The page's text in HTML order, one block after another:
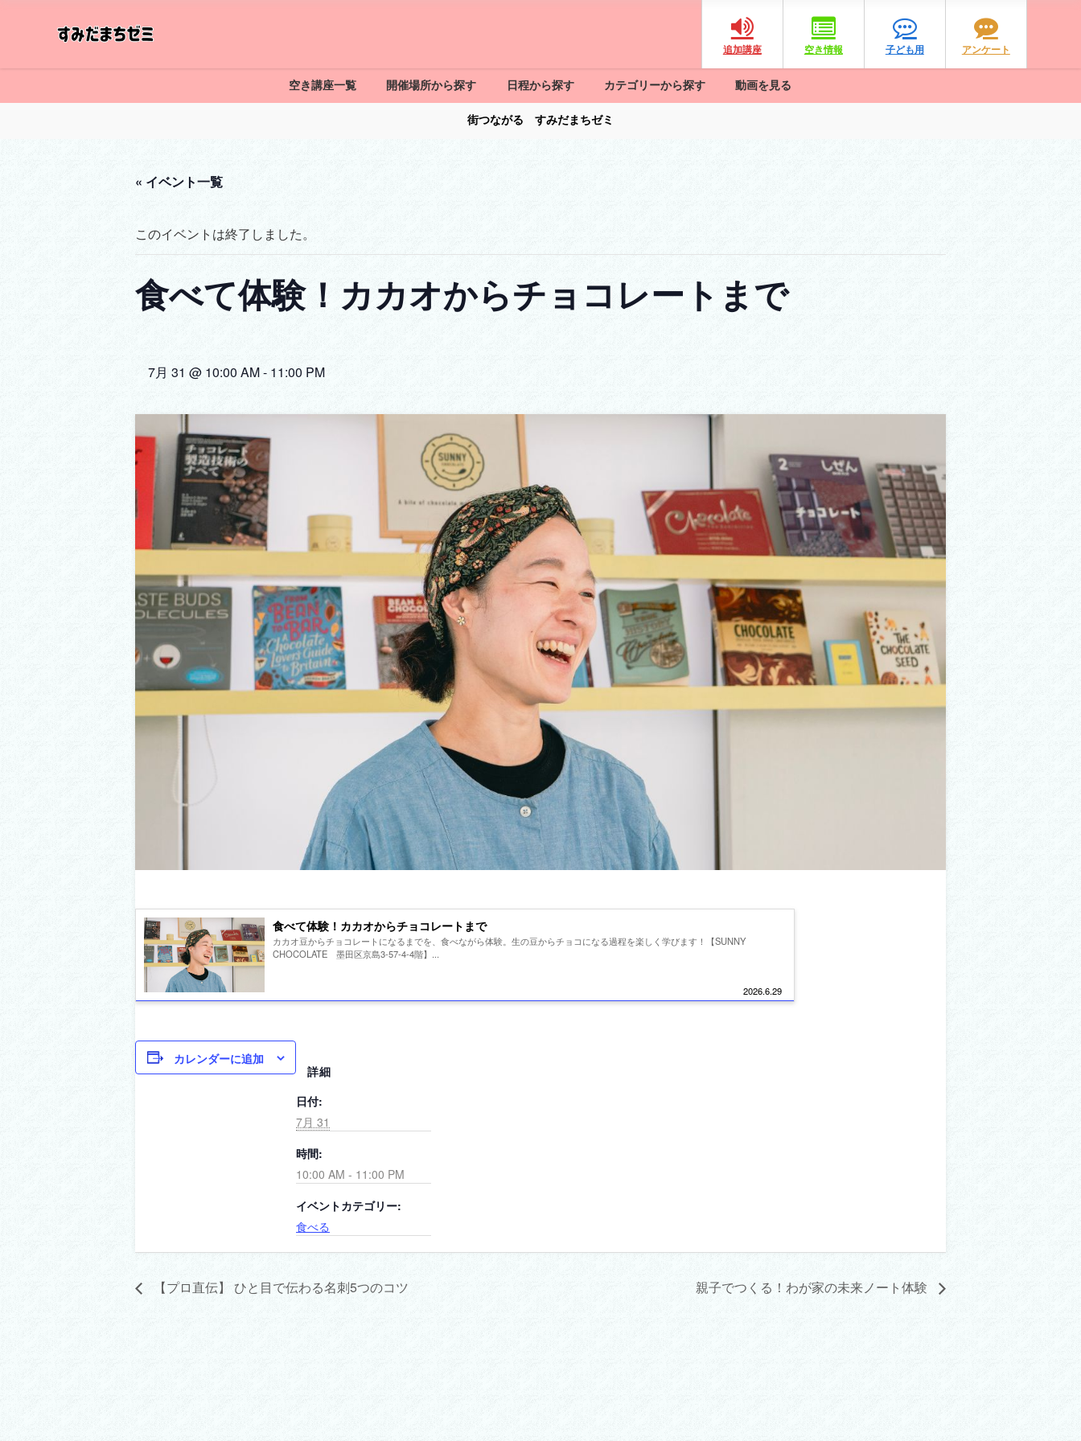
追加講座 空き情報 子ども用 アンケート
空き講座一覧 開催場所から探す 日程から探す カテゴリーから探す 動画を見る
街つながる すみだまちゼミ
« イベント一覧
このイベントは終了しました。
食べて体験！カカオからチョコレートまで
7月 31 @ 10:00 AM- 11:00 PM
食べて体験！カカオからチョコレートまで
2026.6.29
カカオ豆からチョコレートになるまでを、食べながら体験。生の豆からチョコになる過程を楽しく学びます！【SUNNY
CHOCOLATE 墨田区京島3-57-4-4階】...
カレンダーに追加
詳細
日付:
7月 31
時間:
10:00 AM - 11:00 PM
イベントカテゴリー:
食べる
【プロ直伝】 ひと目で伝わる名刺5つのコツ 親子でつくる！わが家の未来ノート体験